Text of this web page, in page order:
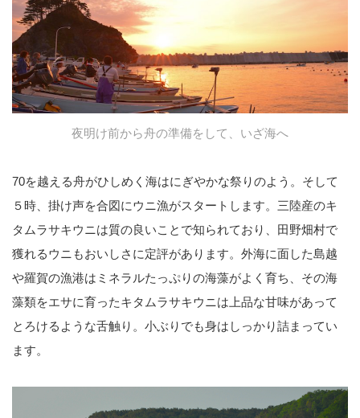
夜明け前から舟の準備をして、いざ海へ
70を越える舟がひしめく海はにぎやかな祭りのよう。そして
５時、掛け声を合図にウニ漁がスタートします。三陸産のキ
タムラサキウニは質の良いことで知られており、田野畑村で
獲れるウニもおいしさに定評があります。外海に面した島越
や羅賀の漁港はミネラルたっぷりの海藻がよく育ち、その海
藻類をエサに育ったキタムラサキウニは上品な甘味があって
とろけるような舌触り。小ぶりでも身はしっかり詰まってい
ます。